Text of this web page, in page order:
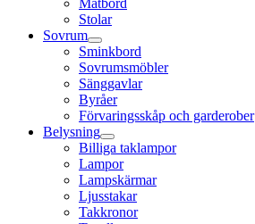
Matbord
Stolar
Sovrum
Sminkbord
Sovrumsmöbler
Sänggavlar
Byråer
Förvaringsskåp och garderober
Belysning
Billiga taklampor
Lampor
Lampskärmar
Ljusstakar
Takkronor